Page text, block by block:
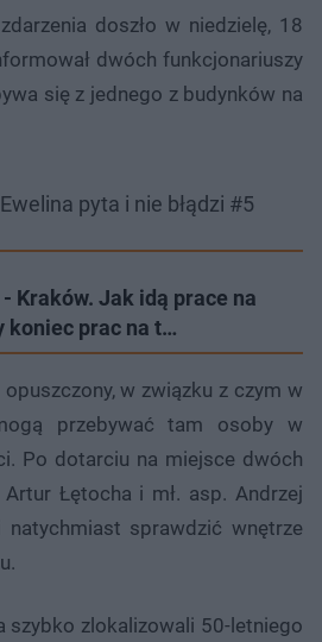
doszło w niedzielę, 18
dwóch funkcjonariuszy
się z jednego z budynków na
pyta i nie błądzi #5
Kraków. Jak idą prace na
koniec prac na t…
w związku z czym w
przebywać tam osoby w
Po dotarciu na miejsce dwóch
Łętocha i mł. asp. Andrzej
natychmiast sprawdzić wnętrze
szybko zlokalizowali 50-letniego